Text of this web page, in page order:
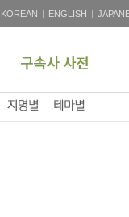
KOREAN | ENGLISH |